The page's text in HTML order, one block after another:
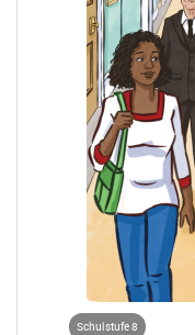
Schulstufe 8